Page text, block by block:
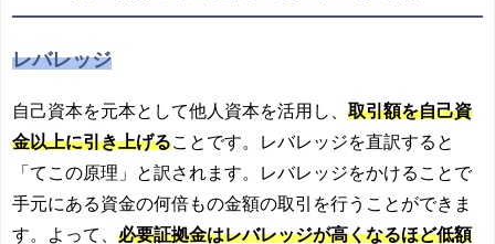
レバレッジ
自己資本を元本として他人資本を活用し、 取引額を自己資
金以上に引き上げる こと です。レバレッジを直訳すると
「てこの原理」と訳されます。
レバレッジをかけることで
手元にある資金の何倍もの金額の取引を行うことができま
す。よって、 必要証拠金はレバレッジが高くなるほど低額